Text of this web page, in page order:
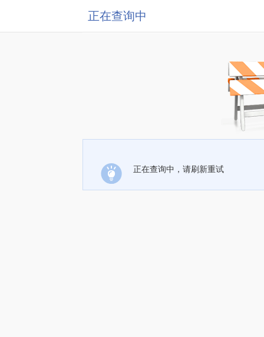
正在查询中
正在查询中，请刷新重试